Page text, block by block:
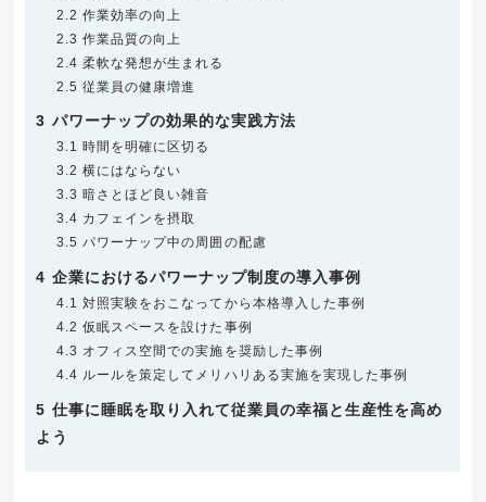
2.2 作業効率の向上
2.3 作業品質の向上
2.4 柔軟な発想が生まれる
2.5 従業員の健康増進
3 パワーナップの効果的な実践方法
3.1 時間を明確に区切る
3.2 横にはならない
3.3 暗さとほど良い雑音
3.4 カフェインを摂取
3.5 パワーナップ中の周囲の配慮
4 企業におけるパワーナップ制度の導入事例
4.1 対照実験をおこなってから本格導入した事例
4.2 仮眠スペースを設けた事例
4.3 オフィス空間での実施を奨励した事例
4.4 ルールを策定してメリハリある実施を実現した事例
5 仕事に睡眠を取り入れて従業員の幸福と生産性を高め
よう